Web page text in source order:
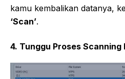
kamu kembalikan datanya,
‘Scan’.
4. Tunggu Proses Scanning